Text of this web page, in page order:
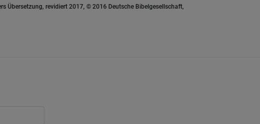
Übersetzung, revidiert 2017, © 2016 Deutsche Bibelgesellschaft,